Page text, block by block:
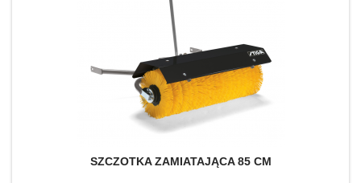
SZCZOTKA ZAMIATAJĄCA 85 CM